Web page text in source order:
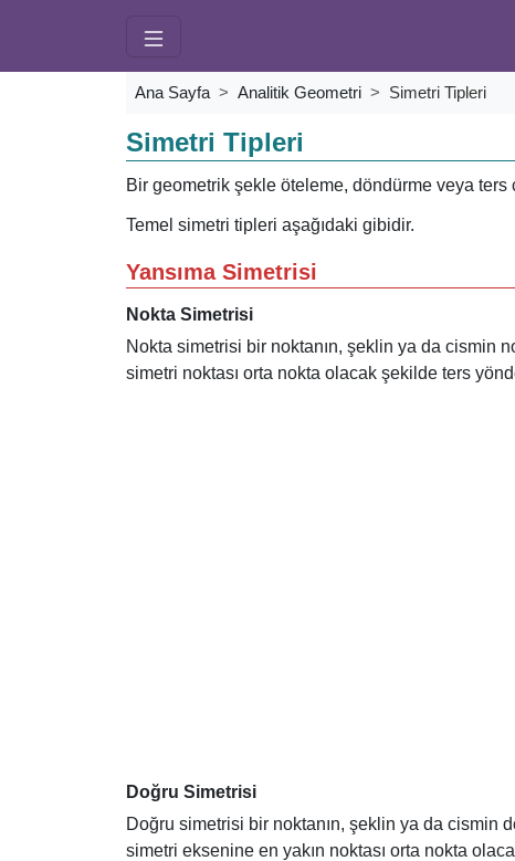
Ana Sayfa Analitik Geometri Simetri Tipleri
Simetri Tipleri
Bir geometrik şekle öteleme, döndürme veya
Temel simetri tipleri aşağıdaki gibidir.
Yansıma Simetrisi
Nokta Simetrisi
Nokta simetrisi bir noktanın, şeklin ya da cismin
simetri noktası orta nokta olacak şekilde ters
Doğru Simetrisi
Doğru simetrisi bir noktanın, şeklin ya da cismin
simetri eksenine en yakın noktası orta nokta